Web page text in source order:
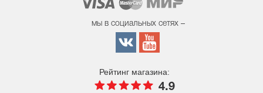
мы в социальных сетях –
Рейтинг магазина:
4.9